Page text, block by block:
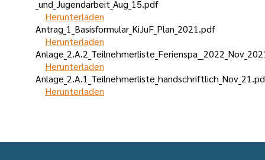
_und_Jugendarbeit_Aug_15.pdf
Herunterladen
Antrag_1_Basisformular_KiJuF_Plan_2021.pdf
Herunterladen
Herunterladen
Herunterladen